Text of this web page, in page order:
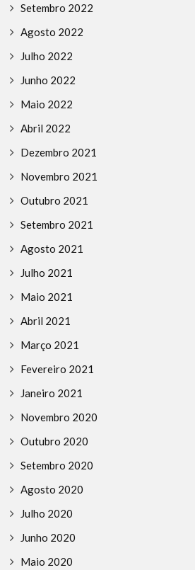
Setembro 2022
Agosto 2022
Julho 2022
Junho 2022
Maio 2022
Abril 2022
Dezembro 2021
Novembro 2021
Outubro 2021
Setembro 2021
Agosto 2021
Julho 2021
Maio 2021
Abril 2021
Março 2021
Fevereiro 2021
Janeiro 2021
Novembro 2020
Outubro 2020
Setembro 2020
Agosto 2020
Julho 2020
Junho 2020
Maio 2020